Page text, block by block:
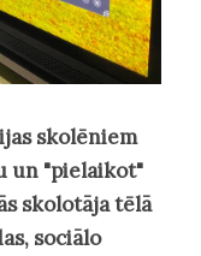
skolēniem
un "pielaikot"
skolotāja tēlā
sociālo